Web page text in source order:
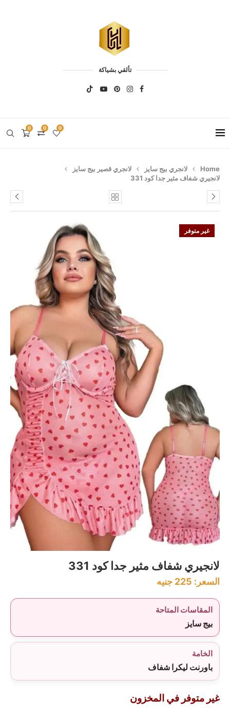
تألقي بشياكة
0 0 0
Home لانجري بيج سايز
لانجري قصير بيج سايز
لانجيري شفاف مثير جدا كود 331
غير متوفر
لانجيري شفاف مثير جدا كود 331
السعر: 225 جنيه
المقاسات المتاحة
بيج سايز
الخامة
باورنت ليكرا شفاف
غير متوفر في المخزون